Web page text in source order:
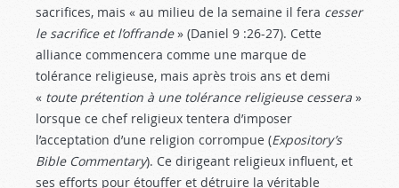
sacrifices, mais « au milieu de la semaine il fera cesser
le sacrifice et l’offrande» (Daniel 9 :26-27). Cette
alliance commencera comme une marque de
tolérance religieuse, mais après trois ans et demi
« toute prétention à une tolérance religieuse cessera »
lorsque ce chef religieux tentera d’imposer
l’acceptation d’une religion corrompue (Expository’s
Bible Commentary). Ce dirigeant religieux influent, et
ses efforts pour étouffer et détruire la véritable